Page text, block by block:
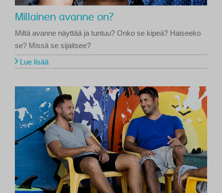
Millainen avanne on?
Miltä avanne näyttää ja tuntuu? Onko se kipeä? Haiseeko
se? Missä se sijaitsee?
Lue lisää